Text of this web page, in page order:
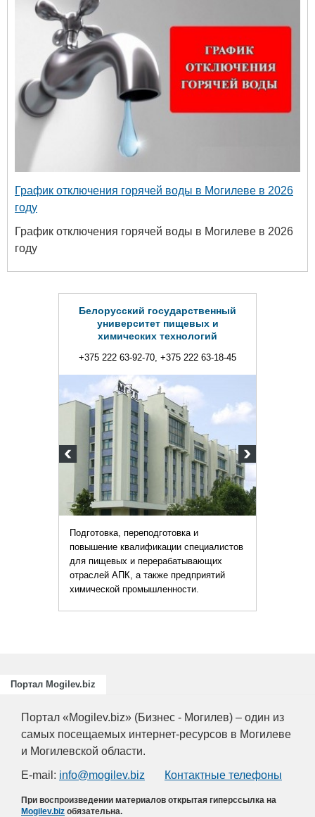
График отключения горячей воды в Могилеве в 2026
году
График отключения горячей воды в Могилеве в 2026
году
Портал Mogilev.biz
Портал «Mogilev.biz» (Бизнес - Могилев) – один из
самых посещаемых интернет-ресурсов в Могилеве
и Могилевской области.
E-mail: info@mogilev.biz Контактные телефоны
При воспроизведении материалов открытая гиперссылка на
Mogilev.biz обязательна.